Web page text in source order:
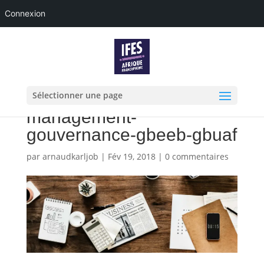
Connexion
Sélectionner une page
management-
gouvernance-gbeeb-gbuaf
par arnaudkarljob | Fév 19, 2018| 0 commentaires